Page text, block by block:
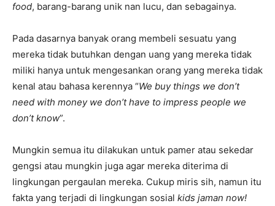
food, barang-barang unik nan lucu, dan sebagainya.
Pada dasarnya banyak orang membeli sesuatu yang
mereka tidak butuhkan dengan uang yang mereka tidak
miliki hanya untuk mengesankan orang yang mereka tidak
kenal atau bahasa kerennya “We buy things we don’t
need with money we don’t have to impress people we
don’t know”.
Mungkin semua itu dilakukan untuk pamer atau sekedar
gengsi atau mungkin juga agar mereka diterima di
lingkungan pergaulan mereka. Cukup miris sih, namun itu
fakta yang terjadi di lingkungan sosial kids jaman now!